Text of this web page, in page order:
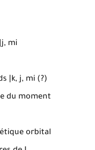
mi
|k, j, mi (?)
du moment
orbital